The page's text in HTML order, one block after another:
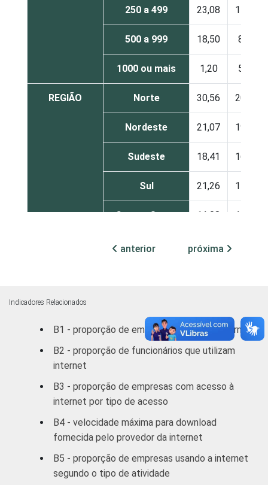
250 a 499 23,08 14,81
500 a 999 18,50 8,08
1000 ou mais 1,20 5,93
REGIÃO Norte 30,56 20,30
Nordeste 21,07 19,51
Sudeste 18,41 16,61
Sul 21,26 15,88
Centro Oeste 11,08 12,71
Indústria de
23,77
Comércio/
Reparação de
Autos
19,49 18,57
Alimentação
11,69
Transp./
Armaz./
17,47
Ativ.
anterior próxima
Indicadores Relacionados
B1 - proporção de empresas que usam internet
B2 - proporção de funcionários que utilizam
internet
B3 - proporção de empresas com acesso à
internet por tipo de acesso
B4 - velocidade máxima para download
fornecida pelo provedor da internet
B5 - proporção de empresas usando a internet
segundo o tipo de atividade